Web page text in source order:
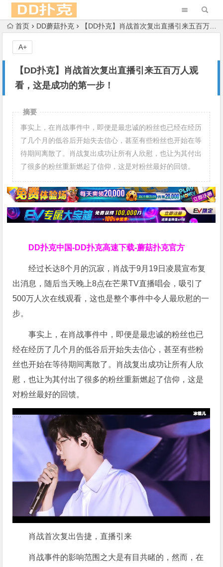
首页 DD蘑菇扑克 【DD扑克】肖战首次复出直播引来五百万人观看，这是成功的第一步！
【DD扑克】肖战首次复出直播引来五百万人观
看，这是成功的第一步！
A+
摘要
事实上，在肖战事件中，即便是最忠诚的粉丝也已经在经历
了几个月的低谷后开始失去信心，甚至有些粉丝也开始在等
待期间离散了。肖战复出成功让所有人欣慰，也让为其付出
了很多的粉丝重新燃起了信仰，这是对粉丝最好的回馈。
DD扑克中国-DD扑克高速下载-蘑菇扑克官方
经过长达8个月的沉寂，肖战于9月19日凌晨宣布复
出消息，随后当天晚上8点在芒果TV直播唱会，吸引了
500万人次在线观看，这也是整个事件中令人最欣慰的一
步。
事实上，在肖战事件中，即便是最忠诚的粉丝也已
经在经历了几个月的低谷后开始失去信心，甚至有些粉
丝也开始在等待期间离散了。肖战复出成功让所有人欣
慰，也让为其付出了很多的粉丝重新燃起了信仰，这是
对粉丝最好的回馈。
肖战首次复出告捷，直播引来
肖战事件的影响范围之大是有目共睹的，然而，在